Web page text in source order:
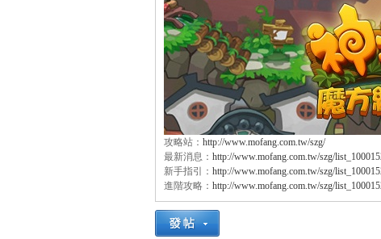
魔
方
» ›
攻略站： http://www.mofang.com.tw/szg/
最新消息： http://www.mofang.com.tw/szg/
新手指引： http://www.mofang.com.tw/szg/
進階攻略： http://www.mofang.com.tw/szg/